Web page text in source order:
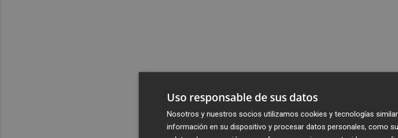
Uso responsable de sus datos
Nosotros y nuestros socios utilizamos cookies y tecnologías
información en su dispositivo y procesar datos personales, como